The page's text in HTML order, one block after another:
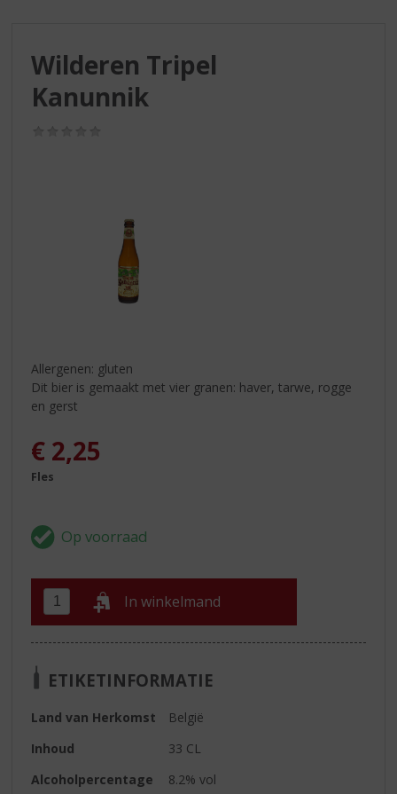
Wilderen Tripel
Kanunnik
Allergenen: gluten
Dit bier is gemaakt met vier granen: haver, tarwe, rogge
en gerst
€ 2,25
Fles
In winkelmand
ETIKETINFORMATIE
Land van Herkomst
België
Inhoud
33 CL
Alcoholpercentage
8.2% vol